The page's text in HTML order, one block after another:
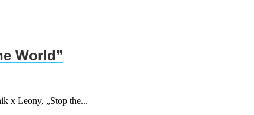
World”
x Leony, „Stop the...